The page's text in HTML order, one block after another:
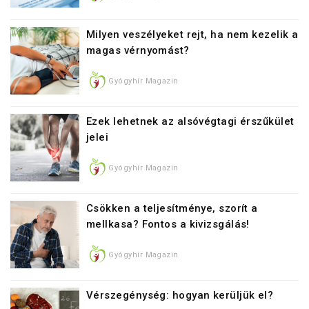
Milyen veszélyeket rejt, ha nem kezelik a
magas vérnyomást?
Gyógyhír Magazin
Ezek lehetnek az alsóvégtagi érszűkület
jelei
Gyógyhír Magazin
Csökken a teljesítménye, szorít a
mellkasa? Fontos a kivizsgálás!
Gyógyhír Magazin
Vérszegénység: hogyan kerüljük el?